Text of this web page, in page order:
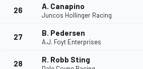
MÁS CATEGORÍAS
26 A. Canapino
Juncos Hollinger Racing
27 B. Pedersen
A.J. Foyt Enterprises
28 R. Robb Sting